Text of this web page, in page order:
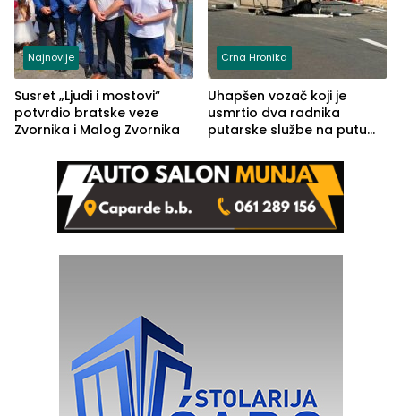
Najnovije
Susret „Ljudi i mostovi“
potvrdio bratske veze
Zvornika i Malog Zvornika
Crna Hronika
Uhapšen vozač koji je
usmrtio dva radnika
putarske službe na putu
(FOTO)